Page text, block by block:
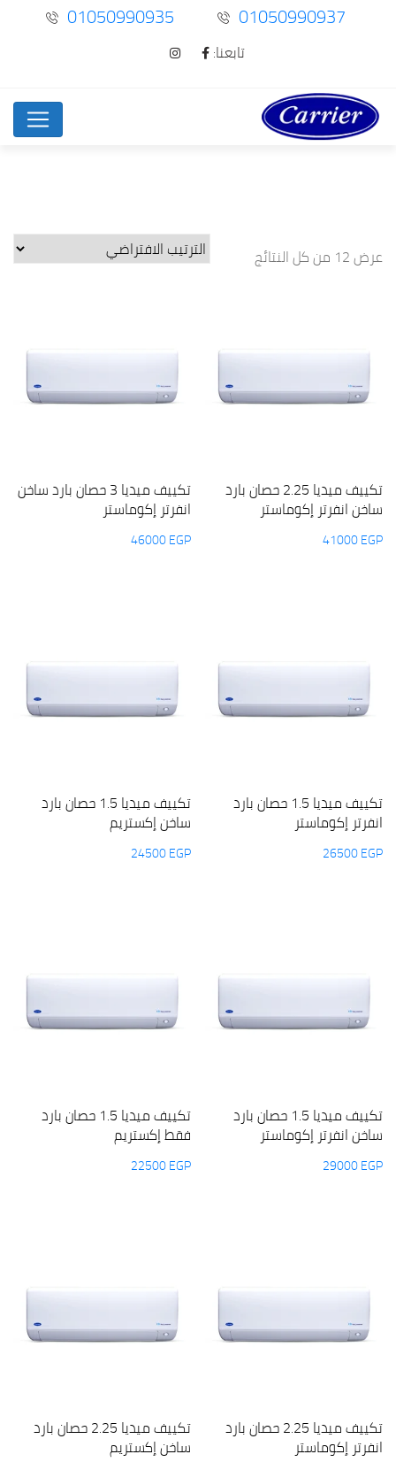
01050990937
01050990935
تابعنا:
عرض ⁦12⁩ من كل النتائج
تكييف ميديا 2.25 حصان بارد
ساخن انفرتر إكوماستر
41000EGP
تكييف ميديا 3 حصان بارد ساخن
انفرتر إكوماستر
46000EGP
تكييف ميديا 1.5 حصان بارد
انفرتر إكوماستر
26500EGP
تكييف ميديا 1.5 حصان بارد
ساخن إكستريم
24500EGP
تكييف ميديا 1.5 حصان بارد
ساخن انفرتر إكوماستر
29000EGP
تكييف ميديا 1.5 حصان بارد
فقط إكستريم
22500EGP
تكييف ميديا 2.25 حصان بارد
انفرتر إكوماستر
تكييف ميديا 2.25 حصان بارد
ساخن إكستريم